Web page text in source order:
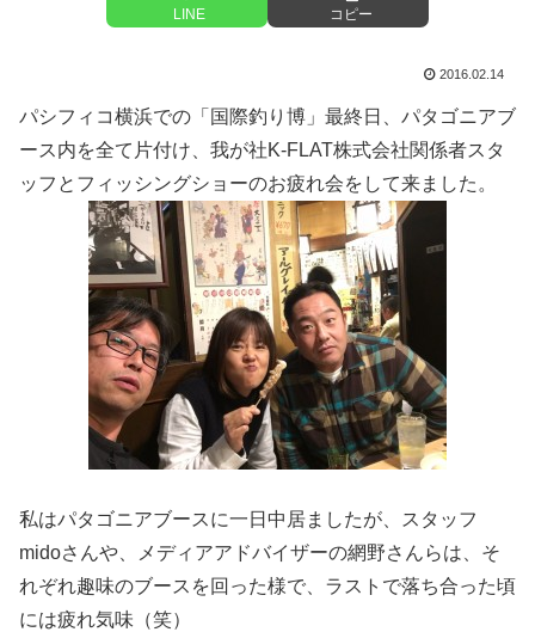
LINE コピー
2016.02.14
パシフィコ横浜での「国際釣り博」最終日、パタゴニアブ
ース内を全て片付け、我が社K-FLAT株式会社関係者スタ
ッフとフィッシングショーのお疲れ会をして来ました。
私はパタゴニアブースに一日中居ましたが、スタッフ
midoさんや、メディアアドバイザーの網野さんらは、そ
れぞれ趣味のブースを回った様で、ラストで落ち合った頃
には疲れ気味（笑）